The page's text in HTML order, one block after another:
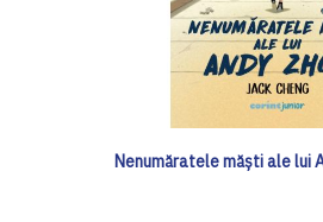
Nenumăratele măști ale lui